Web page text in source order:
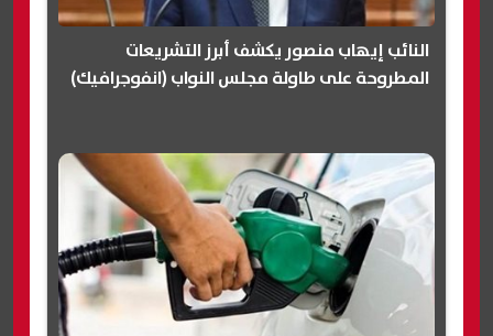
النائب إيهاب منصور يكشف أبرز التشريعات
المطروحة على طاولة مجلس النواب (انفوجرافيك)